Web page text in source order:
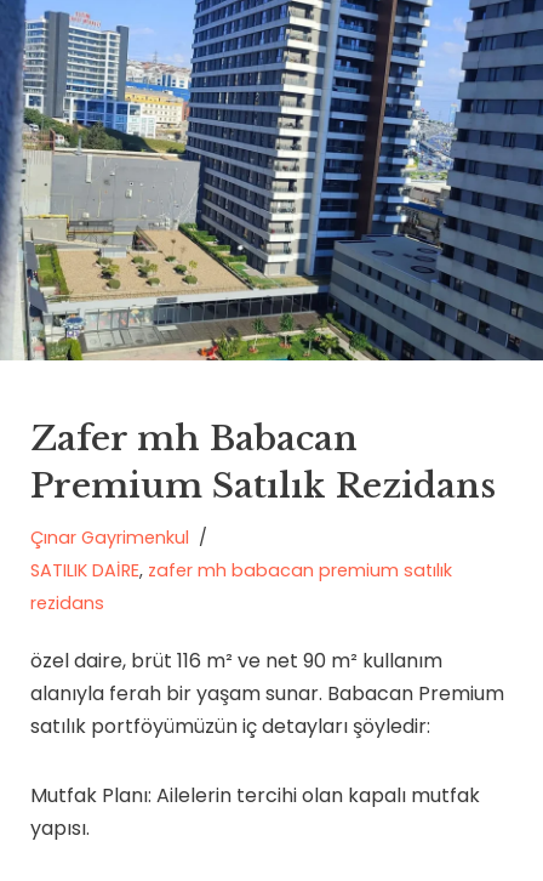
Zafer mh Babacan
Premium Satılık Rezidans
Çınar Gayrimenkul
SATILIK DAİRE, zafer mh babacan premium satılık
rezidans
özel daire, brüt 116 m² ve net 90 m² kullanım
alanıyla ferah bir yaşam sunar. Babacan Premium
satılık portföyümüzün iç detayları şöyledir:
Mutfak Planı: Ailelerin tercihi olan kapalı mutfak
yapısı.